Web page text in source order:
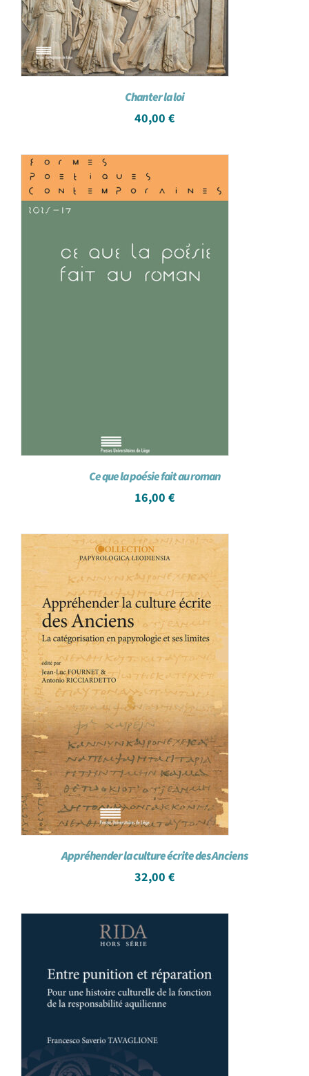
Chanter la loi
40,00 €
Ce que la poésie fait au roman
16,00 €
Appréhender la culture écrite des Anciens
32,00 €